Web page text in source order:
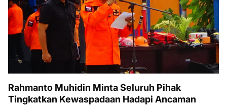
Rahmanto Muhidin Minta Seluruh Pihak
Tingkatkan Kewaspadaan Hadapi Ancaman